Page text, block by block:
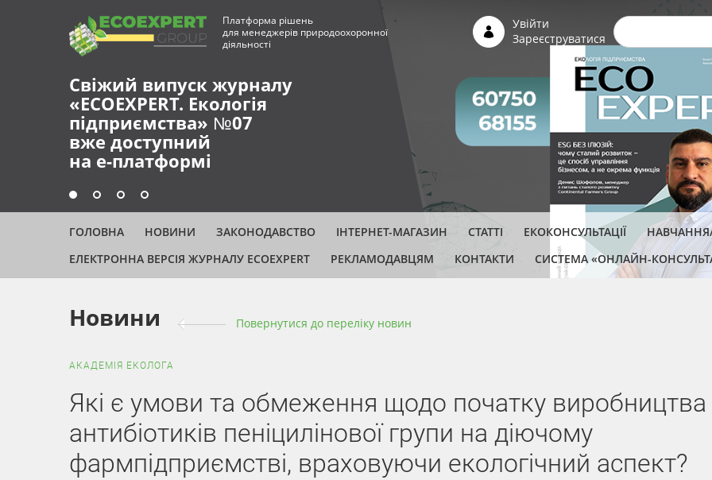
Свіжий випуск журналу
«ECOEXPERT. Екологія
підприємства» №07
вже доступний
на е-платформі
Платформа рішень
для менеджерів природоохоронної
діяльності
Увійти
Зареєструватися
ГОЛОВНА НОВИНИ ЗАКОНОДАВСТВО ІНТЕРНЕТ-МАГАЗИН СТАТТІ ЕКОКОНСУЛЬТАЦІЇ НАВЧАННЯ/
ЕЛЕКТРОННА ВЕРСІЯ ЖУРНАЛУ ECOEXPERT
РЕКЛАМОДАВЦЯМ КОНТАКТИ СИСТЕМА «ОНЛАЙН-
Новини Повернутися до переліку новин
АКАДЕМІЯ ЕКОЛОГА
Які є умови та обмеження щодо початку виробництва
антибіотиків пеніцилінової групи на діючому
фармпідприємстві, враховуючи екологічний аспект?